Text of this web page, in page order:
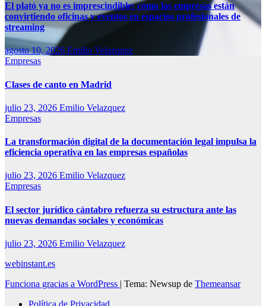
El plató ya no es imprescindible: cómo las empresas están
convirtiendo oficinas y eventos en espacios profesionales de
streaming
agosto 10, 2026 Emilio Velazquez
Empresas
Clases de canto en Madrid
julio 23, 2026 Emilio Velazquez
Empresas
La transformación digital de la documentación legal impulsa la
eficiencia operativa en las empresas españolas
julio 23, 2026 Emilio Velazquez
Empresas
El sector jurídico cántabro refuerza su estructura ante las
nuevas demandas sociales y económicas
julio 23, 2026 Emilio Velazquez
webinstant.es
Funciona gracias a WordPress | Tema: Newsup de Themeansar
Política de Privacidad